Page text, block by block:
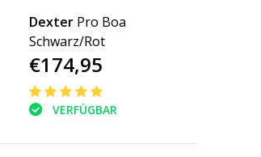
Dexter Pro Boa
Schwarz/Rot
€174,95
VERFÜGBAR